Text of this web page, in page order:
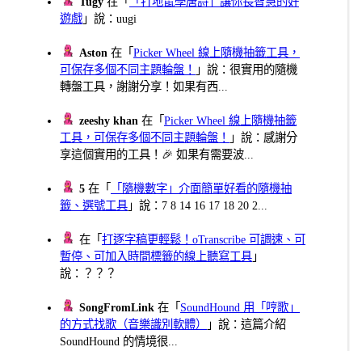
遊戲 」說：uugi
Aston 在「Picker Wheel 線上隨機抽籤工具，
可保存多個不同主題輪盤！
」說：很實用的隨機
轉盤工具，謝謝分享！如果有西...
zeeshy khan 在「Picker Wheel 線上隨機抽籤
工具，可保存多個不同主題輪盤！
」說：感謝分
享這個實用的工具！🎉 如果有需要波...
5 在「
「隨機數字」介面簡單好看的隨機抽
籤、選號工具 」說：7 8 14 16 17 18 20 2...
在「打逐字稿更輕鬆！oTranscribe 可調速、可
暫停、可加入時間標籤的線上聽寫工具 」
說：？？？
SongFromLink 在「 SoundHound 用「哼歌」
的方式找歌（音樂識別軟體）
」說：這篇介紹
SoundHound 的情境很...